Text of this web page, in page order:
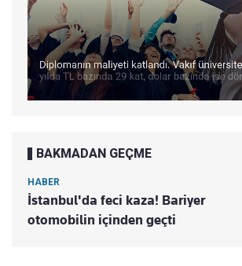
BAKMADAN GEÇME
HABER
İstanbul'da feci kaza! Bariyer
otomobilin içinden geçti